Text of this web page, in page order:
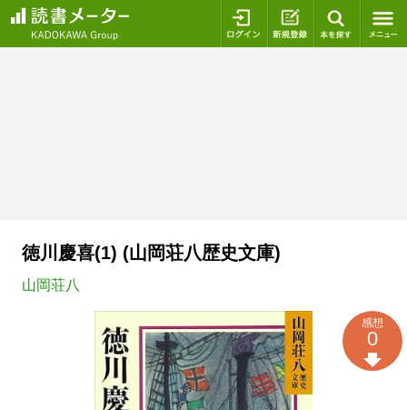
ログイン 新規登録
徳川慶喜(1) (山岡荘八歴史文庫)
山岡荘八
感想
0